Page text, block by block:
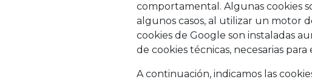
comportamental. Algunas cookies
algunos casos, al utilizar un motor
cookies de Google son instaladas
de cookies técnicas, necesarias
A continuación, indicamos las